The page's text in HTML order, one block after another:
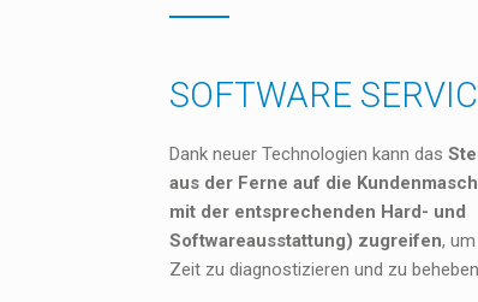
SOFTWARE
Dank neuer Technologien kann das
aus der Ferne auf die
mit der entsprechenden Hard- und
Softwareausstattung) zugreifen,
Zeit zu diagnostizieren und zu